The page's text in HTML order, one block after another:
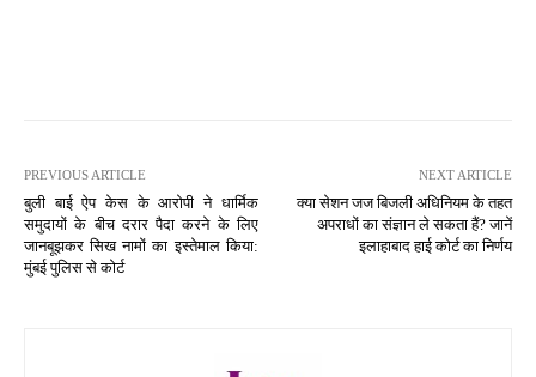
PREVIOUS ARTICLE
बुली बाई ऐप केस के आरोपी ने धार्मिक
समुदायों के बीच दरार पैदा करने के लिए
जानबूझकर सिख नामों का इस्तेमाल किया:
मुंबई पुलिस से कोर्ट
NEXT ARTICLE
क्या सेशन जज बिजली अधिनियम के तहत
अपराधों का संज्ञान ले सकता हैं? जानें
इलाहाबाद हाई कोर्ट का निर्णय